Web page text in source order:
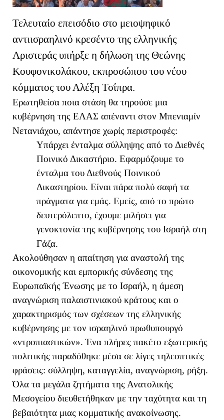
Τελευταίο επεισόδιο στο μειοψηφικό
αντιισραηλινό κρεσέντο της ελληνικής
Αριστεράς υπήρξε η δήλωση της Θεώνης
Κουφονικολάκου, εκπροσώπου του νέου
κόμματος του Αλέξη Τσίπρα.
Ερωτηθείσα ποια στάση θα τηρούσε μια
κυβέρνηση της ΕΛΑΣ απέναντι στον Μπενιαμίν
Νετανιάχου, απάντησε χωρίς περιστροφές:
Υπάρχει ένταλμα σύλληψης από το Διεθνές
Ποινικό Δικαστήριο. Εφαρμόζουμε το
ένταλμα του Διεθνούς Ποινικού
Δικαστηρίου. Είναι πάρα πολύ σαφή τα
πράγματα για εμάς. Εμείς, από το πρώτο
δευτερόλεπτο, έχουμε μιλήσει για
γενοκτονία της κυβέρνησης του Ισραήλ στη
Γάζα.
Ακολούθησαν η απαίτηση για αναστολή της
οικονομικής και εμπορικής σύνδεσης της
Ευρωπαϊκής Ένωσης με το Ισραήλ, η άμεση
αναγνώριση παλαιστινιακού κράτους και ο
χαρακτηρισμός των σχέσεων της ελληνικής
κυβέρνησης με τον ισραηλινό πρωθυπουργό
«ντροπιαστικών». Ένα πλήρες πακέτο εξωτερικής
πολιτικής παραδόθηκε μέσα σε λίγες τηλεοπτικές
φράσεις: σύλληψη, καταγγελία, αναγνώριση, ρήξη.
Όλα τα μεγάλα ζητήματα της Ανατολικής
Μεσογείου διευθετήθηκαν με την ταχύτητα και τη
βεβαιότητα μιας κομματικής ανακοίνωσης.